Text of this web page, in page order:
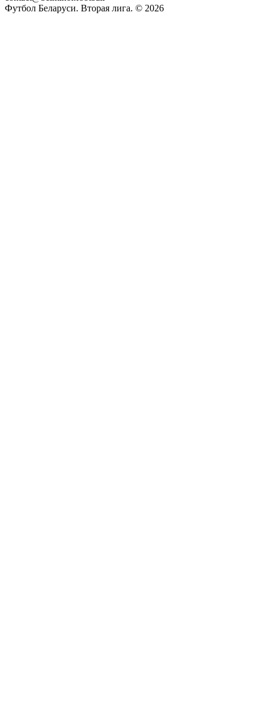
Футбол Беларуси. Вторая лига. © 2026